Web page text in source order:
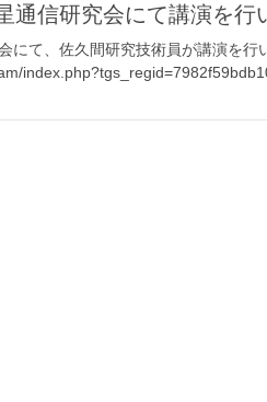
通信研究会にて講演を行
にて、佐久間研究技術員が講演を行